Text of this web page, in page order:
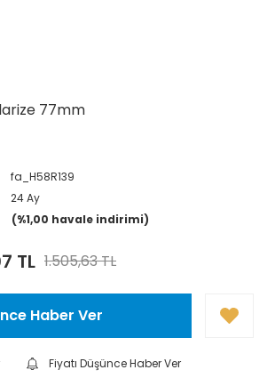
77mm
fa_H58R139
24 Ay
(%1,00 havale indirimi)
TL 1.505,63 TL
Haber Ver
Fiyatı Düşünce Haber Ver